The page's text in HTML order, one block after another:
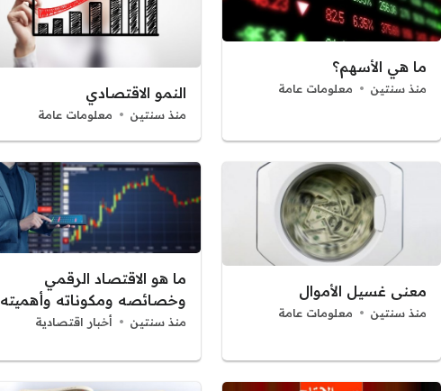
ما هي الأسهم؟
منذ سنتين معلومات عامة النمو الاقتصادي
منذ سنتين معلومات عامة
معنى غسيل الأموال
منذ سنتين معلومات عامة
ما هو الاقتصاد الرقمي
وخصائصه ومكوناته وأهميته
منذ سنتين أخبار اقتصادية